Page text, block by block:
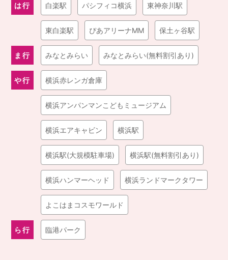
は行 白楽駅 パシフィコ横浜 東神奈川駅
東白楽駅 ぴあアリーナMM 保土ヶ谷駅
ま行 みなとみらい みなとみらい(無料割引あり)
や行 横浜赤レンガ倉庫
横浜アンパンマンこどもミュージアム
横浜エアキャビン 横浜駅
横浜駅(大規模駐車場) 横浜駅(無料割引あり)
横浜ハンマーヘッド 横浜ランドマークタワー
よこはまコスモワールド
ら行 臨港パーク